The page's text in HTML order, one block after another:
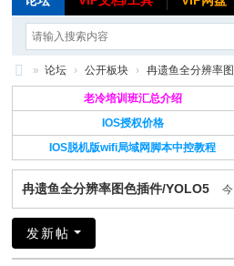
» 论坛 › 公开板块 › 冉遗鱼全分辨率
老冷培训班汇总介绍
IOS授权价格
IOS脱机版wifi局域网脚本中控教程
冉遗鱼全分辨率图色插件/YOLO5
发新帖